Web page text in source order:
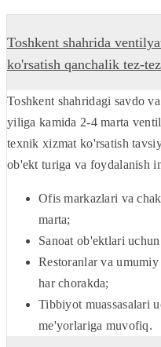
Toshkent shahrida
ko'rsatish qanchalik tez-
Toshkent shahridagi savdo
yiliga kamida 2-4 marta
texnik xizmat ko'rsatish
ob'ekt turiga va foydalanish
Ofis markazlari va
marta;
Sanoat ob'ektlari
Restoranlar va
har chorakda;
Tibbiyot muassasalari
me'yorlariga muvofiq.